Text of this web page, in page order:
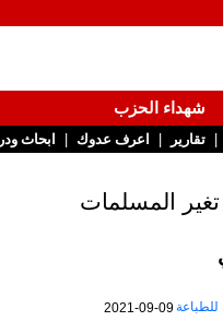
شهداء الحزب
| تقارير | اعرف عدوك | ابحاث
المسلمات
2021-09-09